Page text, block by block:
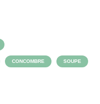
CONCOMBRE SOUPE